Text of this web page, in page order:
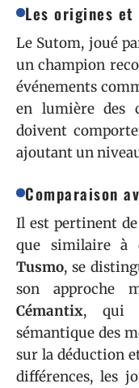
Les origines et
Le Sutom, joué
un champion
événements
en lumière des
doivent
ajoutant un
Comparaison
Il est pertinent
que similaire à
Tusmo, se
son approche
Cémantix, qui
sémantique des
sur la déduction
différences, les